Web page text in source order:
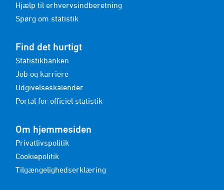
Hjælp til erhvervsindberetning
Spørg om statistik
Find det hurtigt
Statistikbanken
Job og karriere
Udgivelseskalender
Portal for officiel statistik
Om hjemmesiden
Privatlivspolitik
Cookiepolitik
Tilgængelighedserklæring